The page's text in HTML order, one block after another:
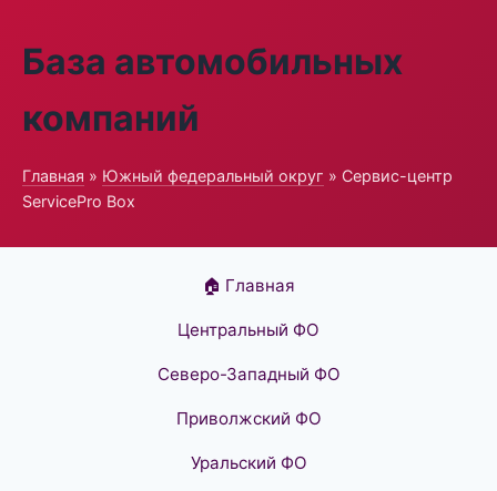
База автомобильных
компаний
Главная » Южный федеральный округ » Сервис-центр
ServicePro Box
🏠 Главная
Центральный ФО
Северо-Западный ФО
Приволжский ФО
Уральский ФО